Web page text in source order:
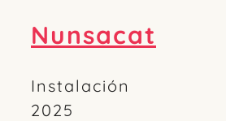
Nunsacat
Instalación
2025